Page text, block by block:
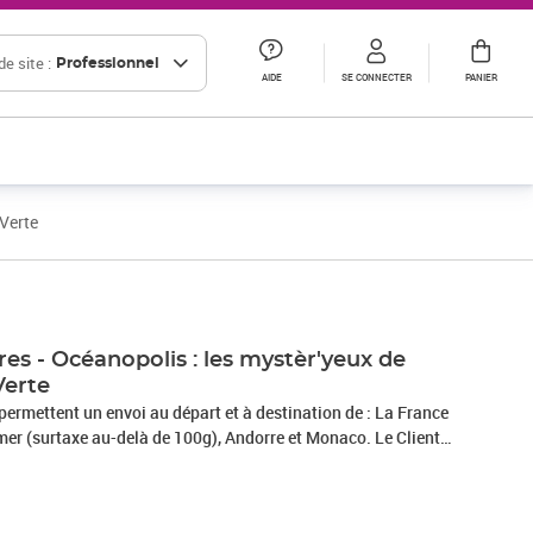
site : Professionnel
AIDE SE CONNECTER PANIER
- Océanopolis : les mystèr'yeux de
un envoi au départ et à destination de : La France
délai légal de 14 jours à compter de la date de réception